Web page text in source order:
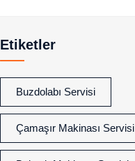
Etiketler
Buzdolabı Servisi
Çamaşır Makinası Servisi